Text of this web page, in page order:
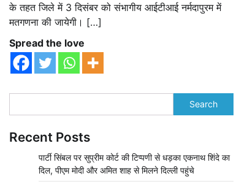
के तहत जिले में 3 दिसंबर को संभागीय आईटीआई नर्मदापुरम में
मतगणना की जायेगी। […]
Spread the love
Search
Recent Posts
पार्टी सिंबल पर सुप्रीम कोर्ट की टिप्पणी से धड़का एकनाथ शिंदे का
दिल, पीएम मोदी और अमित शाह से मिलने दिल्ली पहुंचे